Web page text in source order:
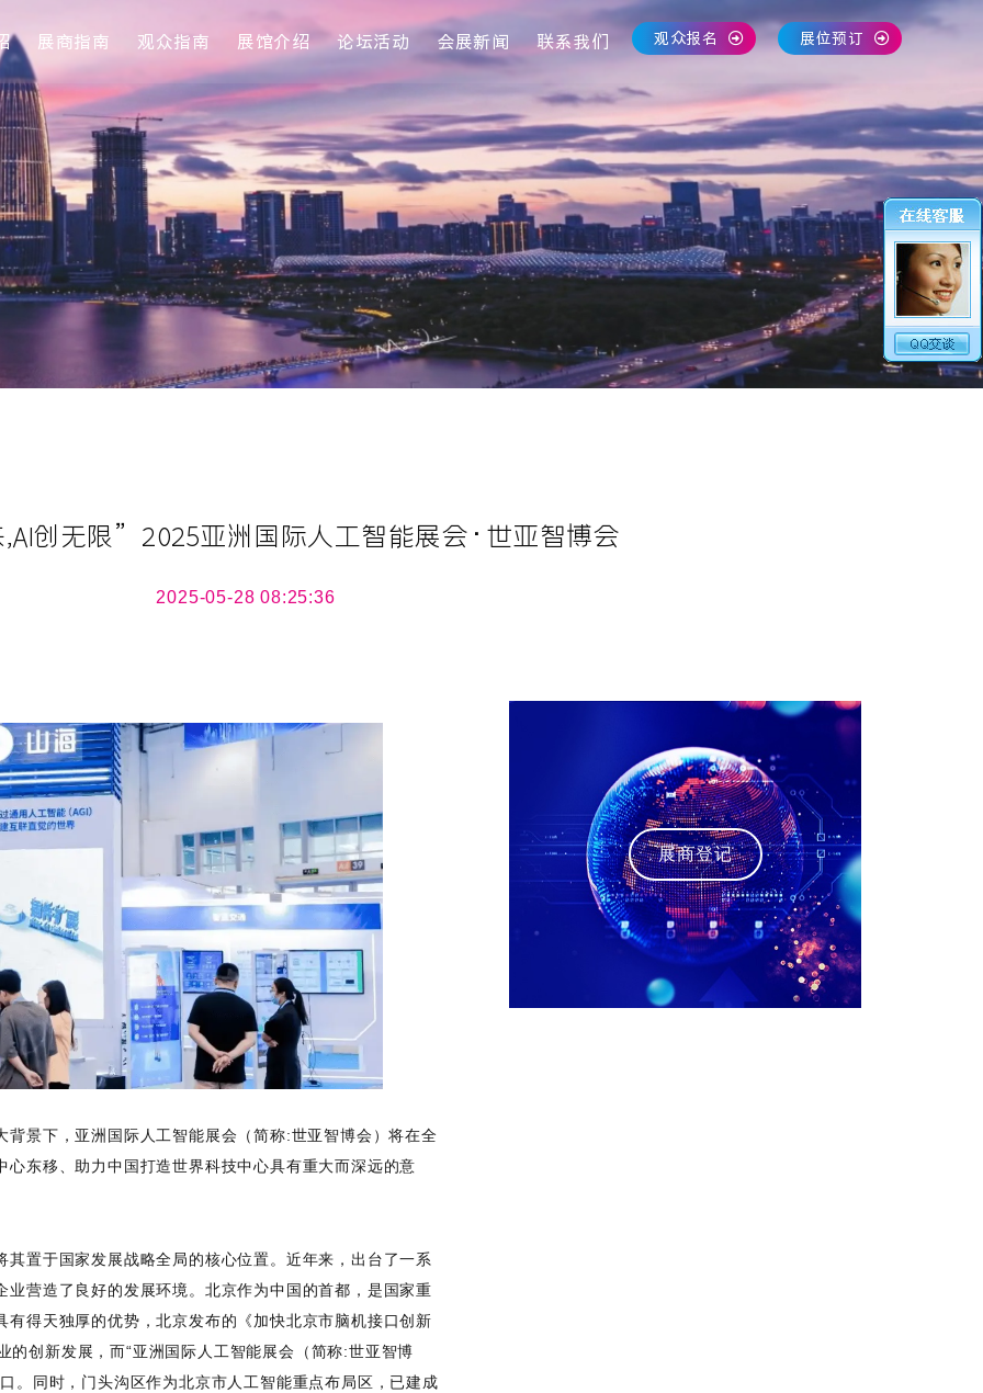
展商指南 观众指南 展馆介绍 论坛活动 会展新闻 联系我们 观众报名 展位预订
创无限”2025亚洲国际人工智能展会·世亚智博会
2025-05-28 08:25:36
景下，亚洲国际人工智能展会（简称:世亚智博会）将在全
东移、助力中国打造世界科技中心具有重大而深远的意
置于国家发展战略全局的核心位置。近年来，出台了一系
营造了良好的发展环境。北京作为中国的首都，是国家重
得天独厚的优势，北京发布的《加快北京市脑机接口创新
创新发展，而“亚洲国际人工智能展会（简称:世亚智博
。同时，门头沟区作为北京市人工智能重点布局区，已建成
展商登记